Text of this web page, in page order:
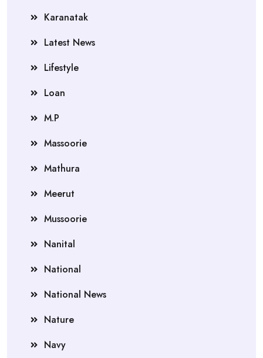
Karanatak
Latest News
Lifestyle
Loan
M.P
Massoorie
Mathura
Meerut
Mussoorie
Nanital
National
National News
Nature
Navy